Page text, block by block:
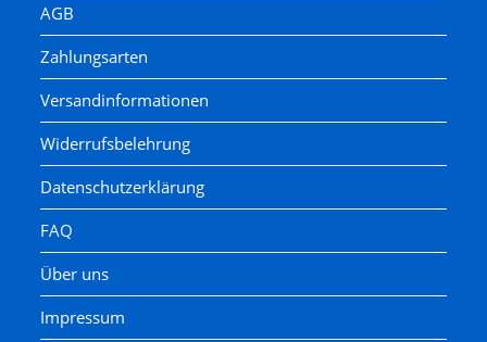
AGB
Zahlungsarten
Versandinformationen
Widerrufsbelehrung
Datenschutzerklärung
FAQ
Über uns
Impressum